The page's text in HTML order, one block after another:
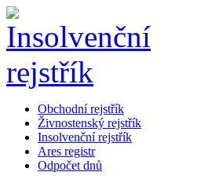
Obchodní rejstřík
Živnostenský rejstřík
Insolvenční rejstřík
Ares registr
Odpočet dnů